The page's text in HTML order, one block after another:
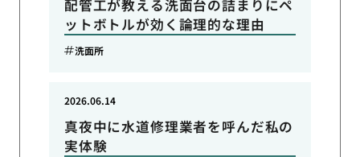
配管工が教える洗面台の詰まりにペ
ットボトルが効く論理的な理由
洗面所
真夜中に水道修理業者を呼んだ私の
実体験
2026.06.14